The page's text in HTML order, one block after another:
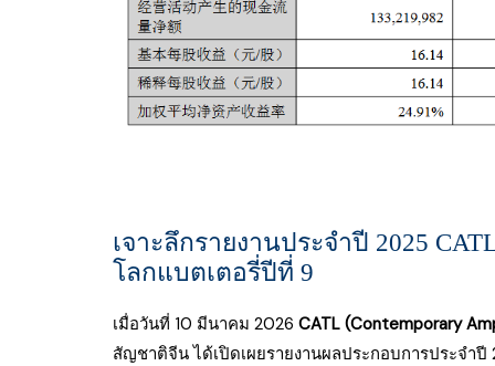
เจาะลึกรายงานประจำปี 2025
โลกแบตเตอรี่ปีที่ 9
เมื่อวันที่ 10 มีนาคม 2026 CATL (Contemporary
สัญชาติจีน ได้เปิดเผยรายงานผลประกอบการประจำ